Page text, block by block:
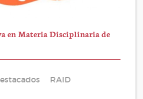
en Materia Disciplinaria de
RAID